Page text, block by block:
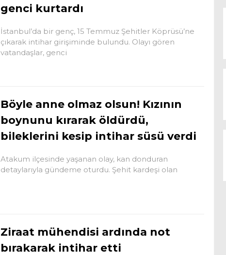
genci kurtardı
İstanbul’da bir genç, 15 Temmuz Şehitler Köprüsü’ne
çıkarak intihar girişiminde bulundu. Olayı gören
vatandaşlar, genci
Böyle anne olmaz olsun! Kızının
boynunu kırarak öldürdü,
bileklerini kesip intihar süsü verdi
Atakum ilçesinde yaşanan olay, kan donduran
detaylarıyla gündeme oturdu. Şehit kardeşi olan
Ziraat mühendisi ardında not
bırakarak intihar etti